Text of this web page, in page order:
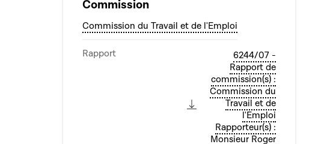
Commission
Commission du Travail et de l'Emploi
Rapport
6244/07 -
Rapport de
commission(s) :
Commission du
Travail et de
l'Emploi
Rapporteur(s) :
Monsieur Roger